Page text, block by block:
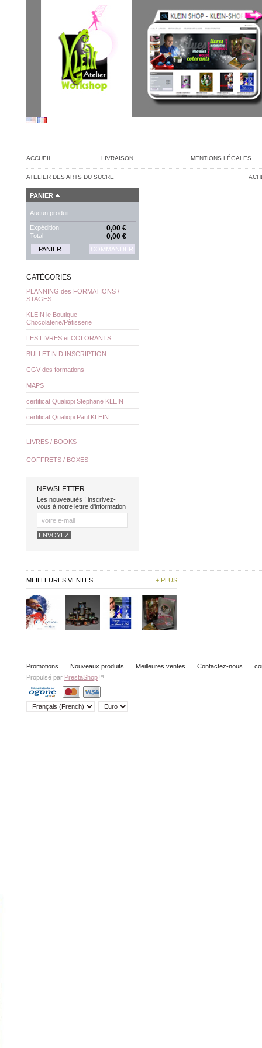
ACCUEIL LIVRAISON MENTIONS LÉGALES
ATELIER DES ARTS DU SUCRE
PANIER
Aucun produit
Expédition 0,00 €
Total 0,00 €
PANIER COMMANDER
CATÉGORIES
PLANNING des FORMATIONS /
STAGES
KLEIN le Boutique
Chocolaterie/Pâtisserie
LES LIVRES et COLORANTS
BULLETIN D INSCRIPTION
CGV des formations
MAPS
certificat Qualiopi Stephane KLEIN
certificat Qualiopi Paul KLEIN
LIVRES / BOOKS
COFFRETS / BOXES
NEWSLETTER
Les nouveautés ! inscrivez-
vous à notre lettre d'information
MEILLEURES VENTES + PLUS
Promotions Nouveaux produits Meilleures ventes Contactez-nous
Propulsé par PrestaShop™